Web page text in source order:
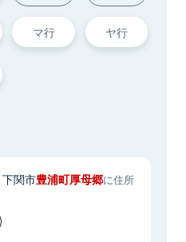
マ行 ヤ行
下関市豊浦町厚母郷に住所